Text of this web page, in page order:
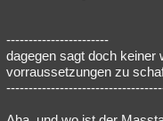
-----------------------
dagegen sagt doch keiner
vorraussetzungen zu